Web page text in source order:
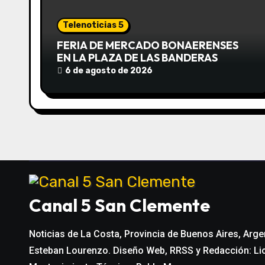
e
e
t
r
a
d
Telenoticias 5
FERIA DE MERCADO BONAERENSES
EN LA PLAZA DE LAS BANDERAS
6 de agosto de 2026
Canal 5 San Clemente
Noticias de La Costa, Provincia de Buenos Aires,
Esteban Lourenzo. Diseño Web, RRSS y Redacción: